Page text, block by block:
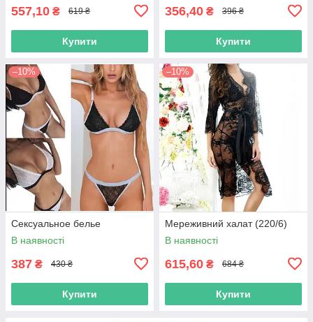
557,10 ₴ 619 ₴
Купити
356,40 ₴ 396 ₴
Купити
–10%
Сексуальное белье
В наявності
387 ₴ 430 ₴
Купити
–10%
Мереживний халат (220/6)
В наявності
615,60 ₴ 684 ₴
Купити